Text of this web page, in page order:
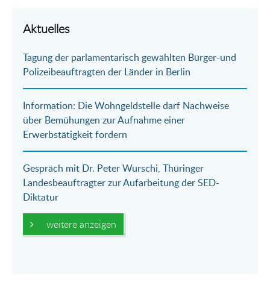
per
Mail
auf
Aktuelles
Tagung der parlamentarisch gewählten Bürger-und
Polizeibeauftragten der Länder in Berlin
Information: Die Wohngeldstelle darf Nachweise
über Bemühungen zur Aufnahme einer
Erwerbstätigkeit fordern
Gespräch mit Dr. Peter Wurschi, Thüringer
Landesbeauftragter zur Aufarbeitung der SED-
Diktatur
weitere anzeigen